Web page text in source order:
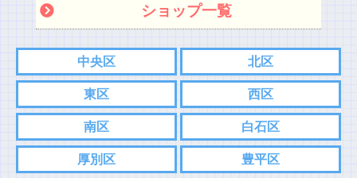
ショップ一覧
中央区 北区
東区 西区
南区 白石区
厚別区 豊平区